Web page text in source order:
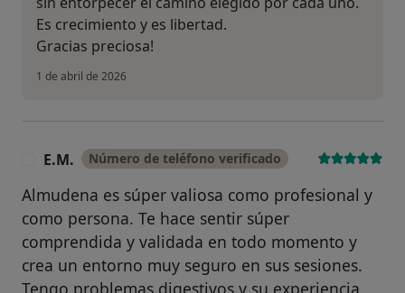
Es crecimiento y es libertad.
Gracias preciosa!
1 de abril de 2026
E.M. Número de teléfono verificado
Almudena es súper valiosa como profesional y
como persona. Te hace sentir súper
comprendida y validada en todo momento y
crea un entorno muy seguro en sus sesiones.
Tengo problemas digestivos y su experiencia